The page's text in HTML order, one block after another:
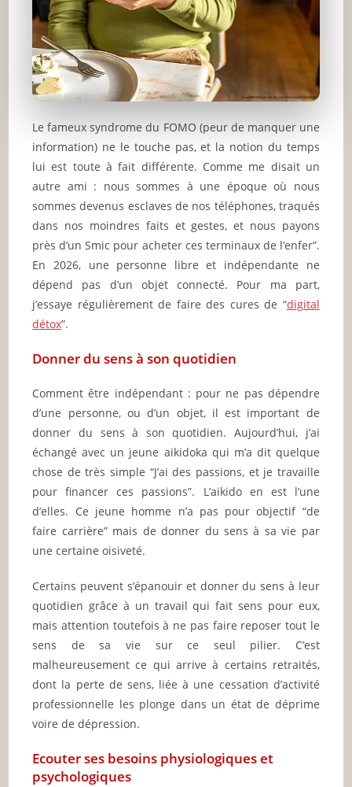
Le fameux syndrome du FOMO (peur de manquer une
information) ne le touche pas, et la notion du temps
lui est toute à fait différente. Comme me disait un
autre ami : nous sommes à une époque où nous
sommes devenus esclaves de nos téléphones, traqués
dans nos moindres faits et gestes, et nous payons
près d’un Smic pour acheter ces terminaux de l’enfer”.
En 2026, une personne libre et indépendante ne
dépend pas d’un objet connecté. Pour ma part,
j’essaye régulièrement de faire des cures de “digital
détox”.
Donner du sens à son quotidien
Comment être indépendant : pour ne pas dépendre
d’une personne, ou d’un objet, il est important de
donner du sens à son quotidien. Aujourd’hui, j’ai
échangé avec un jeune aikidoka qui m’a dit quelque
chose de très simple “J’ai des passions, et je travaille
pour financer ces passions”. L’aikido en est l’une
d’elles. Ce jeune homme n’a pas pour objectif “de
faire carrière” mais de donner du sens à sa vie par
une certaine oisiveté.
Certains peuvent s’épanouir et donner du sens à leur
quotidien grâce à un travail qui fait sens pour eux,
mais attention toutefois à ne pas faire reposer tout le
sens de sa vie sur ce seul pilier. C’est
malheureusement ce qui arrive à certains retraités,
dont la perte de sens, liée à une cessation d’activité
professionnelle les plonge dans un état de déprime
voire de dépression.
Ecouter ses besoins physiologiques et
psychologiques